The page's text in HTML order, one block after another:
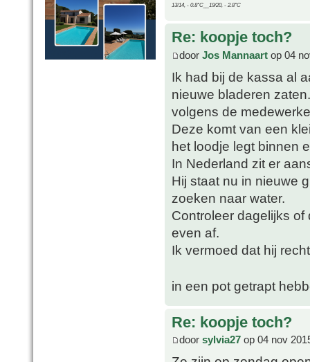
13/14, - 0.8°C__19/20, - 2.8°C
Re: koopje toch?
door Jos Mannaart op 04
Ik had bij de kassa al
nieuwe bladeren zaten.
volgens de
Deze komt van een
het loodje legt binnen
In Nederland zit er
Hij staat nu in nieuwe
zoeken naar water.
Controleer dagelijks
even af.
Ik vermoed dat hij
in een pot getrapt
Re: koopje toch?
door sylvia27 op 04 nov